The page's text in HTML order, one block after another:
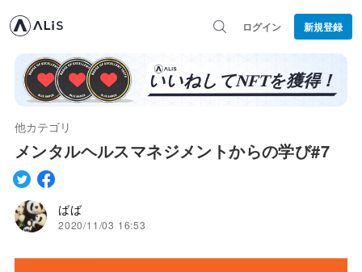
ログイン 新規登録
他カテゴリ
メンタルヘルスマネジメントからの学び#7
ばば
2020/11/03 16:53